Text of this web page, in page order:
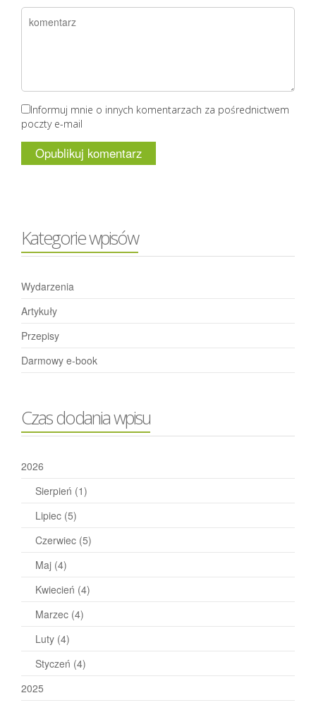
Informuj mnie o innych komentarzach za pośrednictwem
poczty e-mail
Kategorie wpisów
Wydarzenia
Artykuły
Przepisy
Darmowy e-book
Czas dodania wpisu
2026
Sierpień (1)
Lipiec (5)
Czerwiec (5)
Maj (4)
Kwiecień (4)
Marzec (4)
Luty (4)
Styczeń (4)
2025